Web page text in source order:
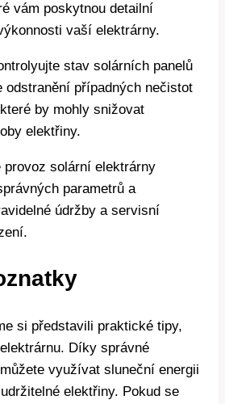
vám poskytnou detailní
vaší elektrárny.
stav solárních panelů
odstranění případných nečistot
by mohly snižovat
elektřiny.
provoz solární elektrárny
parametrů a
údržby a servisní
si představili praktické tipy,
Díky správné
využívat sluneční energii
elektřiny. Pokud se